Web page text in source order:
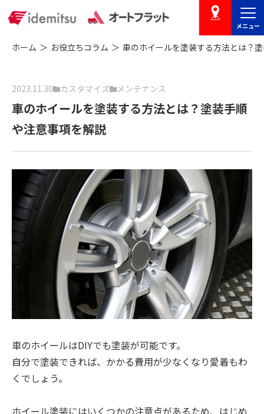
店舗を探す
メニュー
ホーム お役立ちコラム 車のホイールを塗装する方法とは？
2023.11.30 カスタマイズ メンテナンス
車のホイールを塗装する方法とは？塗装手順
や注意事項を解説
車のホイールはDIYでも塗装が可能です。
自分で塗装できれば、かかる費用が少なくなり愛着もわ
くでしょう。